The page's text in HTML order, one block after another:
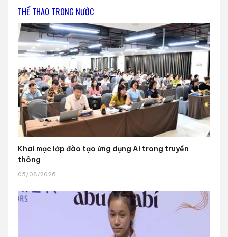
THỂ THAO TRONG NƯỚC
Khai mạc lớp đào tạo ứng dụng AI trong truyền
thông
05/08/2026